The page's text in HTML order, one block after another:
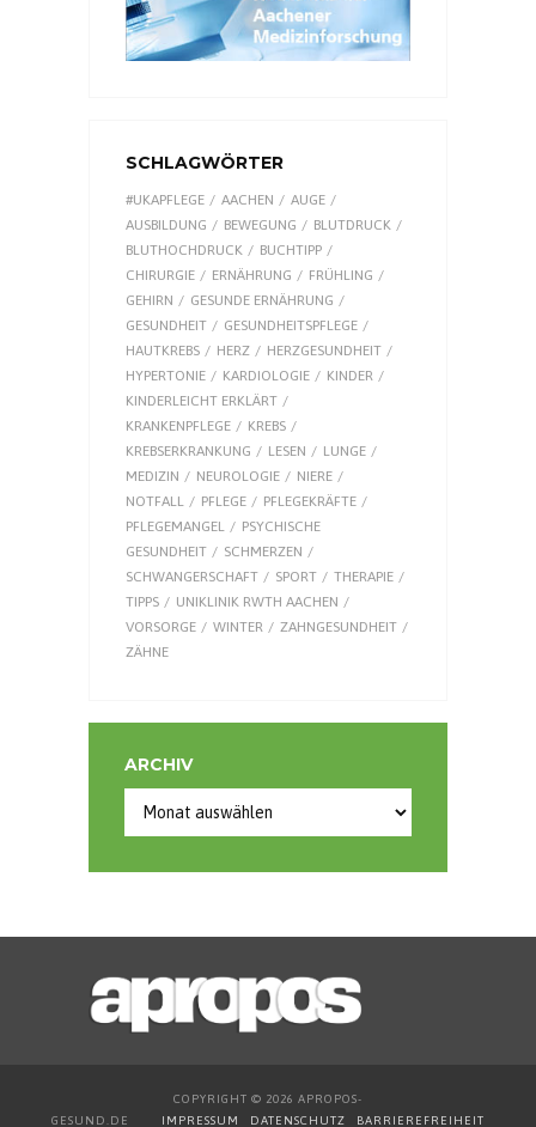
SCHLAGWÖRTER
#UKAPFLEGE AACHEN
AUGE
AUSBILDUNG
BEWEGUNG
BLUTDRUCK
BLUTHOCHDRUCK
BUCHTIPP
CHIRURGIE
ERNÄHRUNG
FRÜHLING
GEHIRN
GESUNDE ERNÄHRUNG
GESUNDHEIT
GESUNDHEITSPFLEGE
HAUTKREBS
HERZ
HERZGESUNDHEIT
HYPERTONIE
KARDIOLOGIE
KINDER
KINDERLEICHT ERKLÄRT
KRANKENPFLEGE
KREBS
KREBSERKRANKUNG
LESEN
LUNGE
MEDIZIN
NEUROLOGIE
NIERE
NOTFALL
PFLEGE
PFLEGEKRÄFTE
PFLEGEMANGEL
PSYCHISCHE
GESUNDHEIT
SCHMERZEN
SCHWANGERSCHAFT
SPORT
THERAPIE
TIPPS
UNIKLINIK RWTH AACHEN
VORSORGE
WINTER
ZAHNGESUNDHEIT
ZÄHNE
ARCHIV
COPYRIGHT © 2026 APROPOS-
GESUND.DE IMPRESSUM DATENSCHUTZ BARRIEREFREIHEIT